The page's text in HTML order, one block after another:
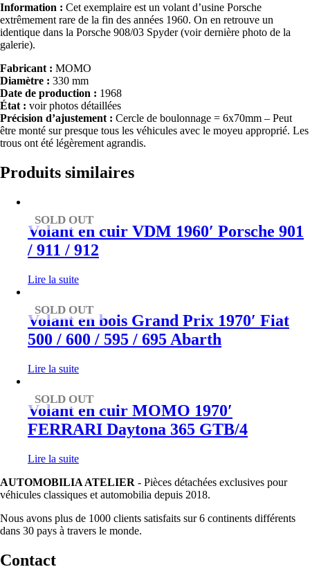
Information : Cet exemplaire est un volant d’usine Porsche
extrêmement rare de la fin des années 1960. On en retrouve un
identique dans la Porsche 908/03 Spyder (voir dernière photo de la
galerie).
Fabricant : MOMO
Diamètre : 330 mm
Date de production : 1968
État : voir photos détaillées
Précision d’ajustement : Cercle de boulonnage = 6x70mm – Peut
être monté sur presque tous les véhicules avec le moyeu approprié. Les
trous ont été légèrement agrandis.
Produits similaires
SOLD OUT
Volant en cuir VDM 1960′ Porsche 901
/ 911 / 912
Lire la suite
SOLD OUT
Volant en bois Grand Prix 1970′ Fiat
500 / 600 / 595 / 695 Abarth
Lire la suite
SOLD OUT
Volant en cuir MOMO 1970′
FERRARI Daytona 365 GTB/4
Lire la suite
AUTOMOBILIA ATELIER - Pièces détachées exclusives pour
véhicules classiques et automobilia depuis 2018.
Nous avons plus de 1000 clients satisfaits sur 6 continents différents
dans 30 pays à travers le monde.
Contact